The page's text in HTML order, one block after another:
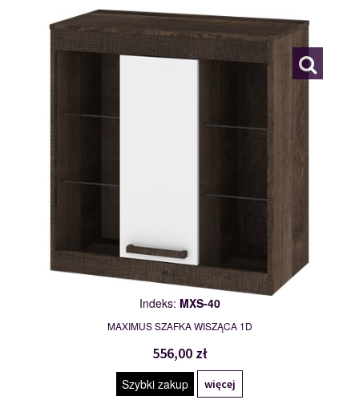
MXS-40
Indeks: MXS-40
MAXIMUS SZAFKA WISZĄCA 1D
556,00 zł
Szybki zakup więcej